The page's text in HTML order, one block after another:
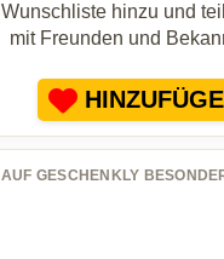
Wunschliste hinzu und
mit Freunden und
AUF GESCHENKLY